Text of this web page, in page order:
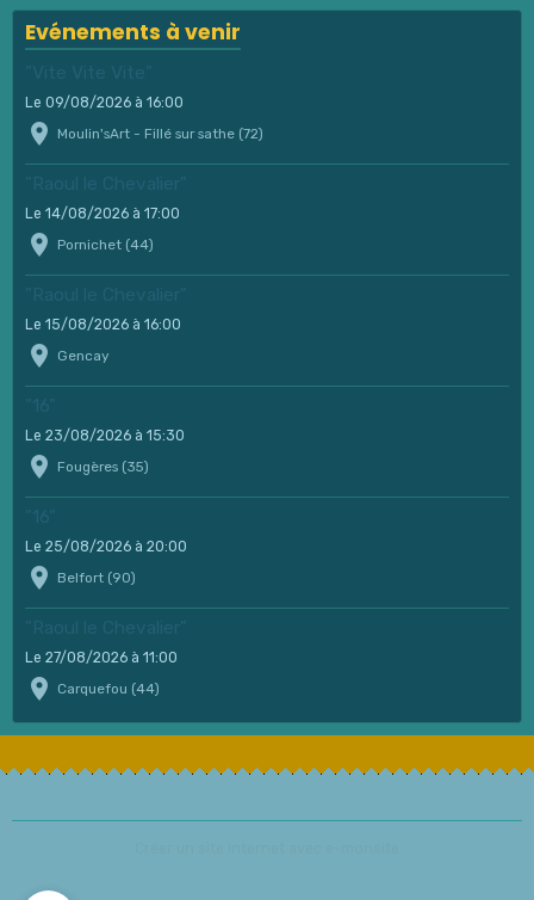
Evénements à venir
"Vite Vite Vite"
Le 09/08/2026 à 16:00
Moulin'sArt - Fillé sur sathe (72)
"Raoul le Chevalier"
Le 14/08/2026 à 17:00
Pornichet (44)
"Raoul le Chevalier"
Le 15/08/2026 à 16:00
Gencay
"16"
Le 23/08/2026 à 15:30
Fougères (35)
"16"
Le 25/08/2026 à 20:00
Belfort (90)
"Raoul le Chevalier"
Le 27/08/2026 à 11:00
Carquefou (44)